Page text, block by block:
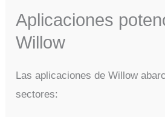
Aplicaciones
Willow
Las aplicaciones de Willow
sectores: